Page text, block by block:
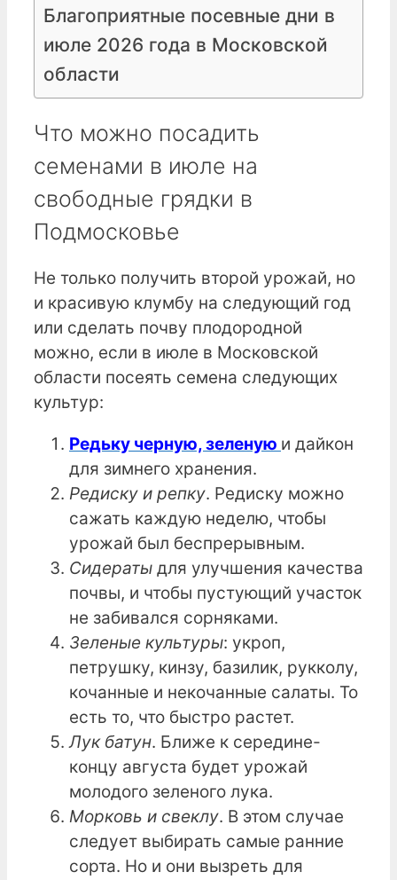
Благоприятные посевные дни в
июле 2026 года в Московской
области
Что можно посадить
семенами в июле на
свободные грядки в
Подмосковье
Не только получить второй урожай, но
и красивую клумбу на следующий год
или сделать почву плодородной
можно, если в июле в Московской
области посеять семена следующих
культур:
Редьку черную, зеленую и дайкон
для зимнего хранения.
Редиску и репку. Редиску можно
сажать каждую неделю, чтобы
урожай был беспрерывным.
Сидераты для улучшения качества
почвы, и чтобы пустующий участок
не забивался сорняками.
Зеленые культуры: укроп,
петрушку, кинзу, базилик, рукколу,
кочанные и некочанные салаты. То
есть то, что быстро растет.
Лук батун. Ближе к середине-
концу августа будет урожай
молодого зеленого лука.
Морковь и свеклу. В этом случае
следует выбирать самые ранние
сорта. Но и они вызреть для